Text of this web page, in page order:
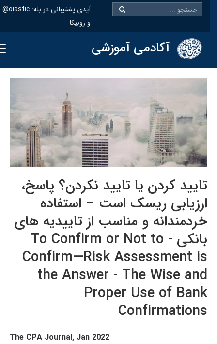
@oiastic :آیدی پشتیبانی در بله
و روبیکا
آکادمی آموزشی
تایید کردن یا تایید نکردن؟ پاسخ،
ارزیابی ریسک است – استفاده
خردمندانه و مناسب از تاییدیه های
بانکی - To Confirm or Not to
Confirm—Risk Assessment is
the Answer - The Wise and
Proper Use of Bank
Confirmations
The CPA Journal, Jan 2022